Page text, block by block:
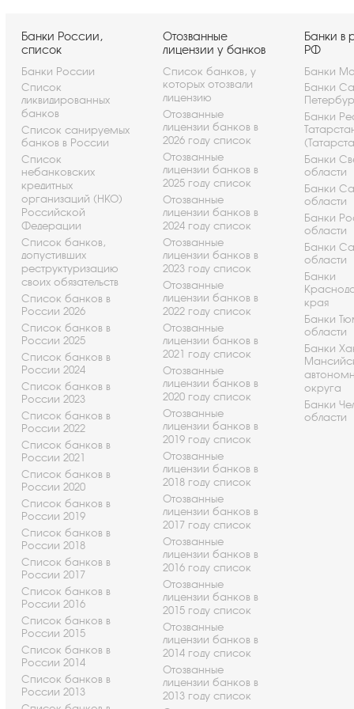
Банки России,
список
Банки России
Список
ликвидированных
банков
Список санируемых
банков в России
Список
небанковских
кредитных
организаций (НКО)
Российской
Федерации
Список банков,
допустивших
реструктуризацию
своих обязательств
Список банков в
России 2026
Список банков в
России 2025
Список банков в
России 2024
Список банков в
России 2023
Список банков в
России 2022
Список банков в
России 2021
Список банков в
России 2020
Список банков в
России 2019
Список банков в
России 2018
Список банков в
России 2017
Список банков в
России 2016
Список банков в
России 2015
Список банков в
России 2014
Список банков в
России 2013
Отозванные
лицензии у банков
Список банков, у
которых отозвали
лицензию
Отозванные
лицензии банков в
2026 году список
Отозванные
лицензии банков в
2025 году список
Отозванные
лицензии банков в
2024 году список
Отозванные
лицензии банков в
2023 году список
Отозванные
лицензии банков в
2022 году список
Отозванные
лицензии банков в
2021 году список
Отозванные
лицензии банков в
2020 году список
Отозванные
лицензии банков в
2019 году список
Отозванные
лицензии банков в
2018 году список
Отозванные
лицензии банков в
2017 году список
Отозванные
лицензии банков в
2016 году список
Отозванные
лицензии банков в
2015 году список
Отозванные
лицензии банков в
2014 году список
Отозванные
лицензии банков в
2013 году список
Банки в
РФ
Банки
Банки
Банки
Банки
области
Банки
области
Банки
области
Банки
области
Банки
края
Банки
области
Банки
округа
Банки
области